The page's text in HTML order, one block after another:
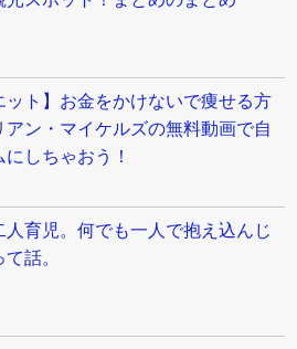
ット】お金をかけないで痩せる方
アン・マイケルズの無料動画で自
しちゃおう！
人育児。何でも一人で抱え込んじ
話。